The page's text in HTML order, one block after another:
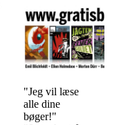
"Jeg vil læse
alle dine
bøger!"